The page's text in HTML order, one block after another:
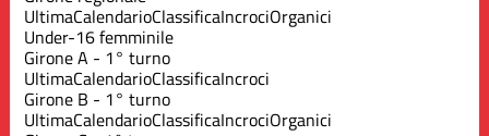
UltimaCalendarioClassificaIncrociOrganici
Under-16 femminile
Girone A - 1° turno
UltimaCalendarioClassificaIncroci
Girone B - 1° turno
UltimaCalendarioClassificaIncrociOrganici